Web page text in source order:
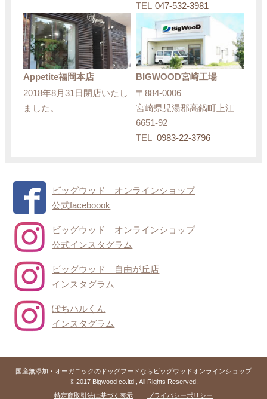
TEL 047-532-3981
Appetite福岡本店
2018年8月31日閉店いたし
ました。
BIGWOOD宮崎工場
〒884-0006
宮崎県児湯郡高鍋町上江
6651-92
TEL
0983-22-3796
ビッグウッド オンラインショップ
公式faceboook
ビッグウッド オンラインショップ
公式インスタグラム
ビッグウッド 自由が丘店
インスタグラム
ぽちハルくん
インスタグラム
国産無添加・オーガニックのドッグフードならビッグウッドオンラインショップ
© 2017 Bigwood co.ltd., All Rights Reserved.
特定商取引法に基づく表示
プライバシーポリシー